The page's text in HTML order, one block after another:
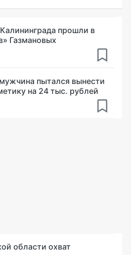
прошли в
Газмановых
пытался вынести
на 24 тыс. рублей
области охват